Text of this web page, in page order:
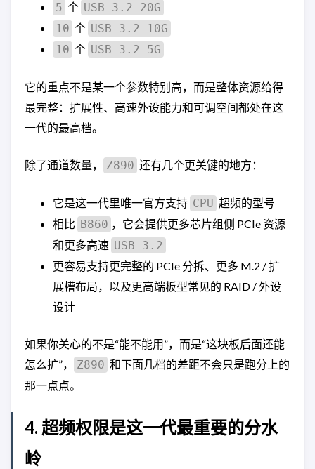
5 个 USB 3.2 20G
10 个 USB 3.2 10G
10 个 USB 3.2 5G
它的重点不是某一个参数特别高，而是整体资源给得
最完整：扩展性、高速外设能力和可调空间都处在这
一代的最高档。
除了通道数量， Z890 还有几个更关键的地方：
它是这一代里唯一官方支持 CPU 超频的型号
相比 B860 ，它会提供更多芯片组侧 PCIe 资源
和更多高速 USB 3.2
更容易支持更完整的 PCIe 分拆、更多 M.2 / 扩
展槽布局，以及更高端板型常见的 RAID / 外设
设计
如果你关心的不是“能不能用”，而是“这块板后面还能
怎么扩”，
Z890 和下面几档的差距不会只是跑分上的
那一点点。
4. 超频权限是这一代最重要的分水
岭